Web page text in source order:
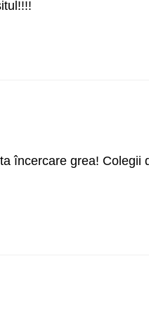
încercare grea! Colegii